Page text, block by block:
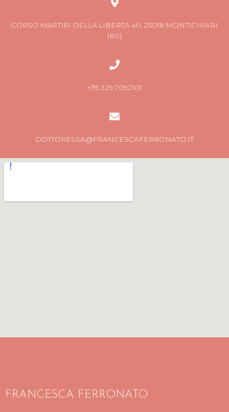
CORSO MARTIRI DELLA LIBERTÀ 40, 25018 MONTICHIARI
(BS)
+39.329.7092101
DOTTORESSA@FRANCESCAFERRONATO.IT
FRANCESCA FERRONATO